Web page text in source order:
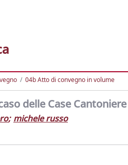
04b Atto di convegno in volume
delle Case
; michele russo